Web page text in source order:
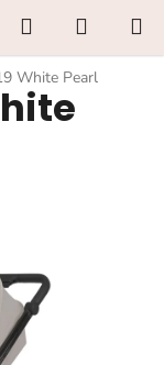
Hledat
KOŠÍK
White Pearl